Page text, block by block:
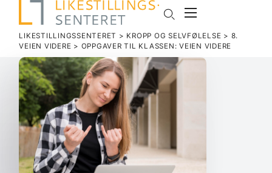
LIKESTILLINGSSENTERET > KROPP OG SELVFØLELSE > 8.
VEIEN VIDERE > OPP­GAVER TIL KLASSEN: VEIEN VIDERE